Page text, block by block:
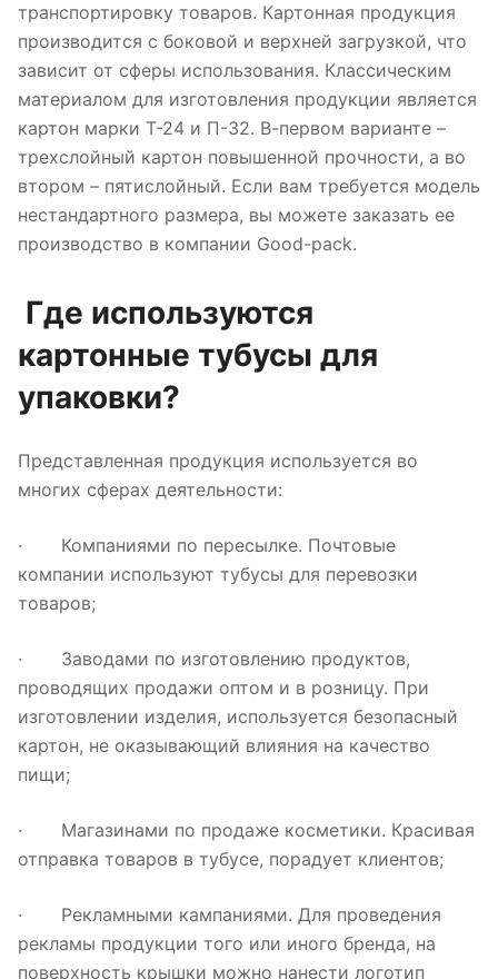
транспортировку товаров. Картонная продукция
производится с боковой и верхней загрузкой, что
зависит от сферы использования. Классическим
материалом для изготовления продукции является
картон марки Т-24 и П-32. В-первом варианте –
трехслойный картон повышенной прочности, а во
втором – пятислойный. Если вам требуется модель
нестандартного размера, вы можете заказать ее
производство в компании Good-pack.
Где используются
картонные тубусы для
упаковки?
Представленная продукция используется во
многих сферах деятельности:
· Компаниями по пересылке. Почтовые
компании используют тубусы для перевозки
товаров;
· Заводами по изготовлению продуктов,
проводящих продажи оптом и в розницу. При
изготовлении изделия, используется безопасный
картон, не оказывающий влияния на качество
пищи;
· Магазинами по продаже косметики. Красивая
отправка товаров в тубусе, порадует клиентов;
· Рекламными кампаниями. Для проведения
рекламы продукции того или иного бренда, на
поверхность крышки можно нанести логотип